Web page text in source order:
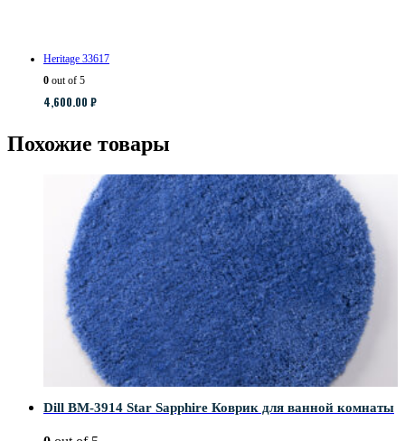
Heritage 33617
0 out of 5
4,600.00 ₽
Похожие товары
Dill BM-3914 Star Sapphire Коврик для ванной комнаты